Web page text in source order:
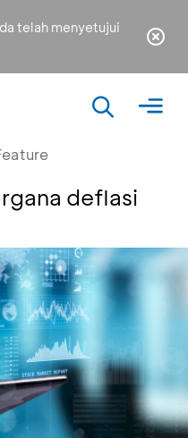
telah menyetujui
deflasi